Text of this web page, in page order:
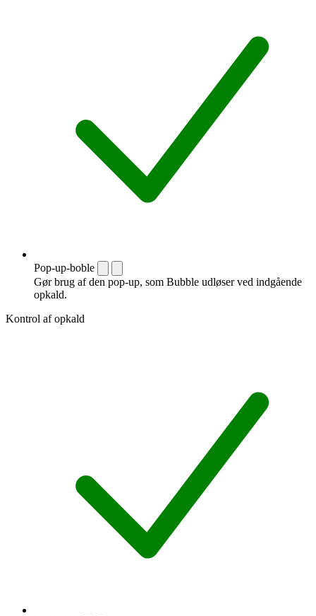
Pop-up-boble
Gør brug af den pop-up, som Bubble udløser ved indgående
opkald.
Kontrol af opkald